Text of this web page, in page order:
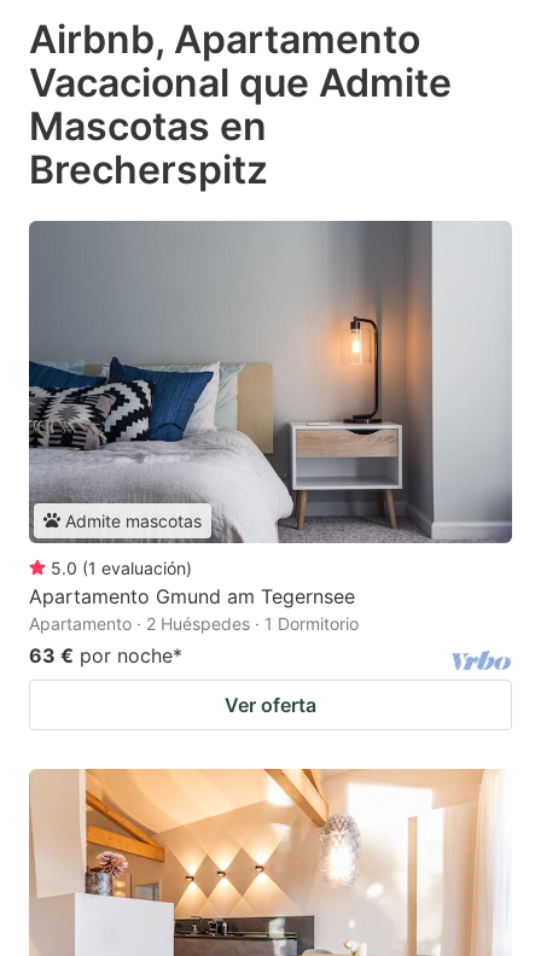
Airbnb, Apartamento
Vacacional que Admite
Mascotas en
Brecherspitz
Admite mascotas
5.0 (1 evaluación)
Apartamento Gmund am Tegernsee
Apartamento · 2 Huéspedes · 1 Dormitorio
63 € por noche*
Ver oferta